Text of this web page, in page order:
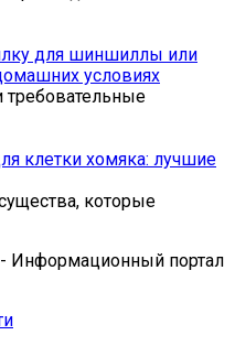
для шиншиллы или
условиях
клетки хомяка: лучшие
которые
портал